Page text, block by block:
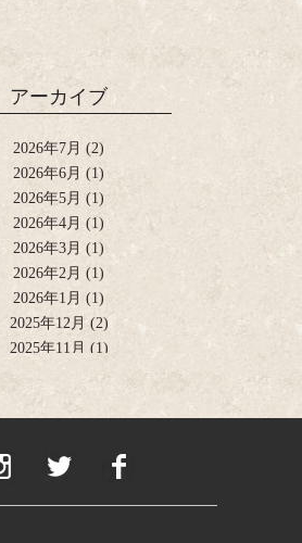
アーカイブ
2026年7月 (2)
2026年6月 (1)
2026年5月 (1)
2026年4月 (1)
2026年3月 (1)
2026年2月 (1)
2026年1月 (1)
2025年12月 (2)
2025年11月 (1)
2025年8月(2)
2025年4月